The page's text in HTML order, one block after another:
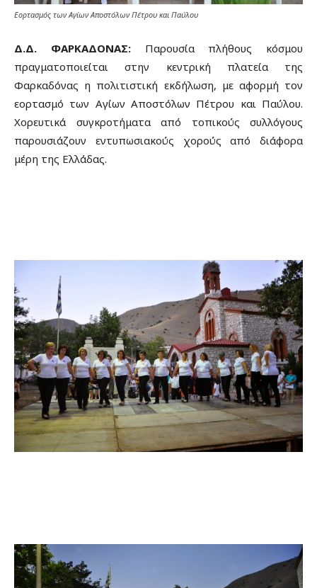
Εορτασμός των Αγίων Αποστόλων Πέτρου και Παύλου
Δ.Δ. ΦΑΡΚΑΔΟΝΑΣ:Παρουσία πλήθους κόσμου
πραγματοποιείται στην κεντρική πλατεία της
Φαρκαδόνας η πολιτιστική εκδήλωση, με αφορμή τον
εορτασμό των Αγίων Αποστόλων Πέτρου και Παύλου.
Χορευτικά συγκροτήματα από τοπικούς συλλόγους
παρουσιάζουν εντυπωσιακούς χορούς από διάφορα
μέρη της Ελλάδας.